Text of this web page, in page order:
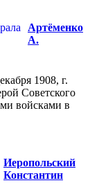
Артёменко
А.
1908, г.
Советского
войсками в
Иеропольский
Константин